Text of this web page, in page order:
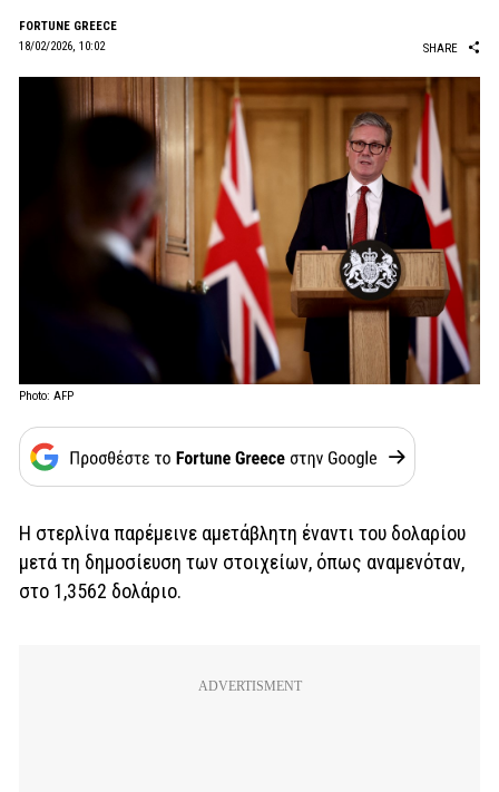
FORTUNE GREECE
18/02/2026, 10:02
SHARE
Photo: AFP
Η στερλίνα παρέμεινε αμετάβλητη έναντι του δολαρίου
μετά τη δημοσίευση των στοιχείων, όπως αναμενόταν,
στο 1,3562 δολάριο.